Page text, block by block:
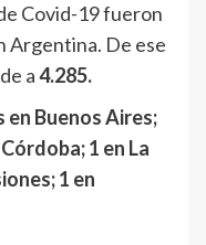
Covid-19 fueron
Argentina. De ese
a4.285.
Buenos Aires;
1 en La
1 en